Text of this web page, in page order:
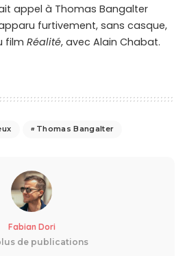
appel à Thomas Bangalter
furtivement, sans casque,
film Réalité, avec Alain Chabat.
Thomas Bangalter
Fabian Dori
de publications